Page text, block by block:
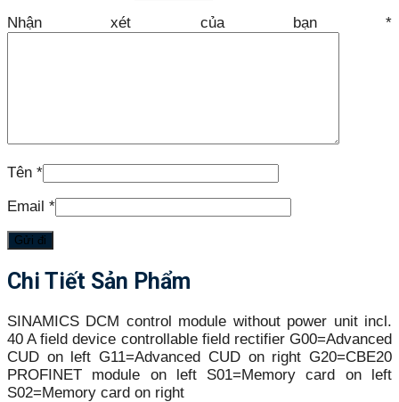
Nhận xét của bạn *
Tên *
Email *
Chi Tiết Sản Phẩm
SINAMICS DCM control module without power unit incl.
40 A field device controllable field rectifier G00=Advanced
CUD on left G11=Advanced CUD on right G20=CBE20
PROFINET module on left S01=Memory card on left
S02=Memory card on right